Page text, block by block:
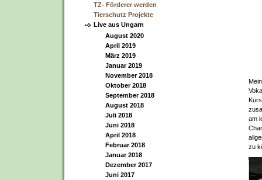
TZ- Förderer werden
Tierschutz Projekte
Live aus Ungarn
August 2020
April 2019
März 2019
Januar 2019
November 2018
Oktober 2018
September 2018
August 2018
Juli 2018
Juni 2018
April 2018
Februar 2018
Januar 2018
Dezember 2017
Juni 2017
am
zu